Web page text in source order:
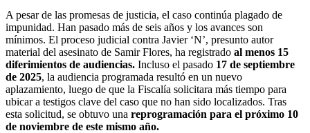
A pesar de las promesas de justicia, el caso continúa plagado de
impunidad. Han pasado más de seis años y los avances son
mínimos. El proceso judicial contra Javier ‘N’, presunto autor
material del asesinato de Samir Flores, ha registrado al menos 15
diferimientos de audiencias. Incluso el pasado 17 de septiembre
de 2025, la audiencia programada resultó en un nuevo
aplazamiento, luego de que la Fiscalía solicitara más tiempo para
ubicar a testigos clave del caso que no han sido localizados. Tras
esta solicitud, se obtuvo una reprogramación para el próximo 10
de noviembre de este mismo año.